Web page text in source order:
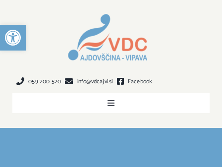
Open toolbar
na
vsebino
059 200 520 info@vdcajvi.si Facebook
Toggle
O NAS